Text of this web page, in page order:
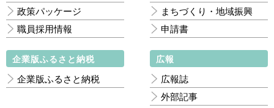
政策パッケージ
職員採用情報
まちづくり・地域振興
申請書
企業版ふるさと納税
企業版ふるさと納税
広報
広報誌
外部記事